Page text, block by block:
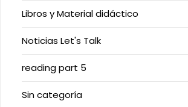
Libros y Material didáctico
Noticias Let's Talk
reading part 5
Sin categoría